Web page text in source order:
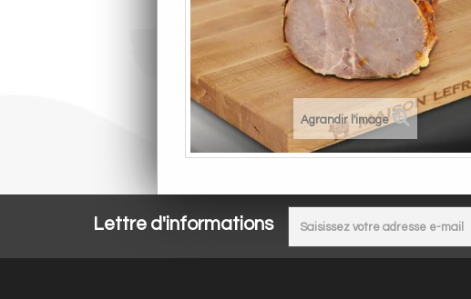
Agrandir l'image
Lettre d'informations